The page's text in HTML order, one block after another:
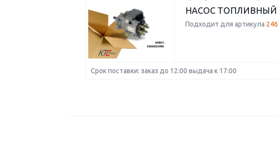
НАСОС
Подходит для артикула
Срок поставки: заказ до 12:00 выдача к 17:00